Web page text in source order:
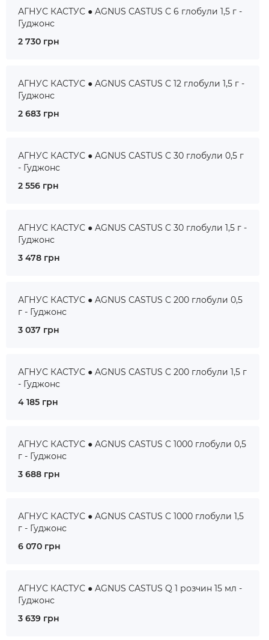
АГНУС КАСТУС ● AGNUS CASTUS C 6 глобули 1,5 г -
Гуджонс
2 730 грн
АГНУС КАСТУС ● AGNUS CASTUS C 12 глобули 1,5 г -
Гуджонс
2 683 грн
АГНУС КАСТУС ● AGNUS CASTUS C 30 глобули 0,5 г
- Гуджонс
2 556 грн
АГНУС КАСТУС ● AGNUS CASTUS C 30 глобули 1,5 г -
Гуджонс
3 478 грн
АГНУС КАСТУС ● AGNUS CASTUS C 200 глобули 0,5
г - Гуджонс
3 037 грн
АГНУС КАСТУС ● AGNUS CASTUS C 200 глобули 1,5 г
- Гуджонс
4 185 грн
АГНУС КАСТУС ● AGNUS CASTUS C 1000 глобули 0,5
г - Гуджонс
3 688 грн
АГНУС КАСТУС ● AGNUS CASTUS C 1000 глобули 1,5
г - Гуджонс
6 070 грн
АГНУС КАСТУС ● AGNUS CASTUS Q 1 розчин 15 мл -
Гуджонс
3 639 грн